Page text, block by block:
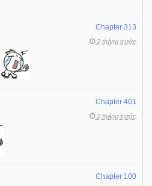
Chapter 313
2 tháng trước
Chapter 401
2 tháng trước
Chapter 100